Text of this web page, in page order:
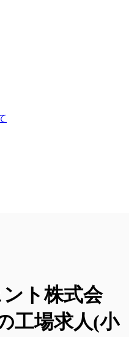
ト株式会
工場求人(小